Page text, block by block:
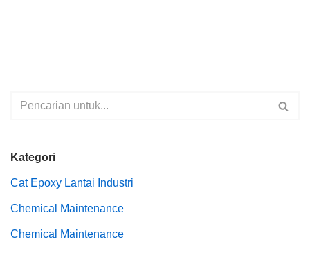
Kategori
Cat Epoxy Lantai Industri
Chemical Maintenance
Chemical Maintenance